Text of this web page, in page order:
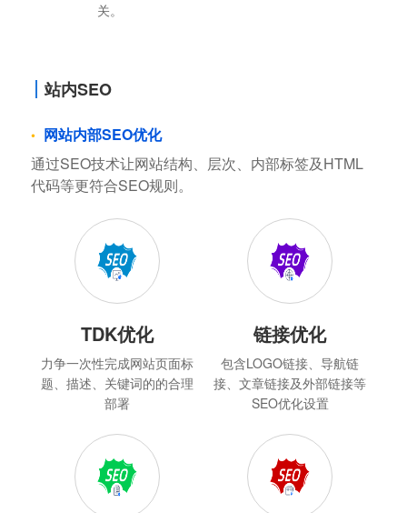
关。
站内SEO
网站内部SEO优化
通过SEO技术让网站结构、层次、内部标签及HTML
代码等更符合SEO规则。
TDK优化
力争一次性完成网站页面标
题、描述、关键词的的合理
部署
链接优化
包含LOGO链接、导航链
接、文章链接及外部链接等
SEO优化设置